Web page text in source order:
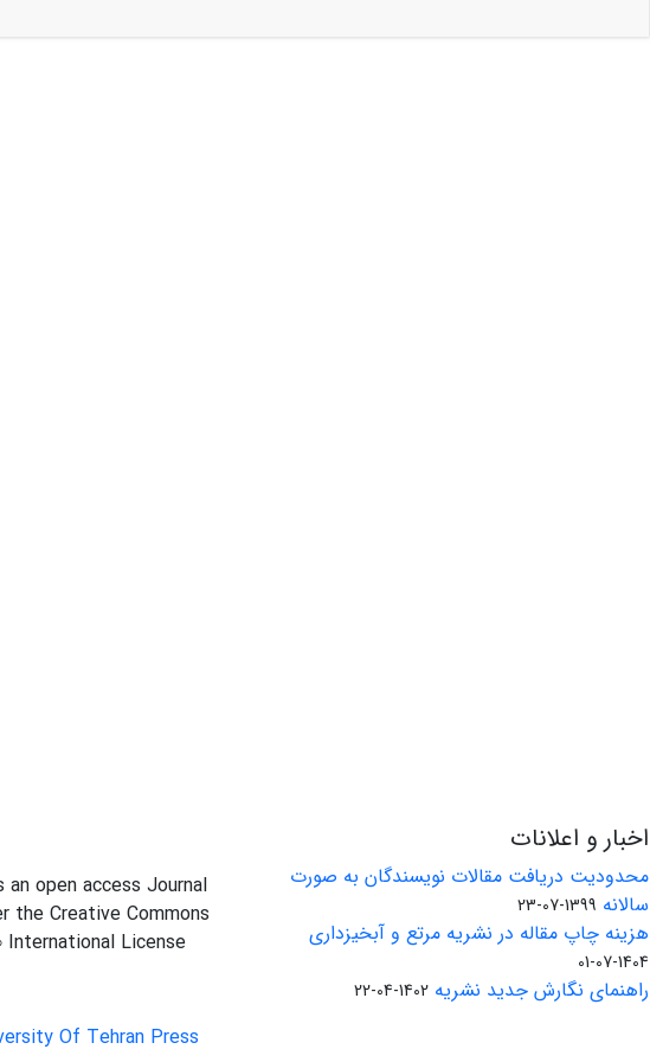
تبدیل مراتع و شرایط فعلی نشان داد که سناریوی تبدیل مراتع به اراضی دیم دارای
اخبار و اعلانات
محدودیت دریافت مقالات نویسندگان به صورت
سالانه 1399-07-23
هزینه چاپ مقاله در نشریه مرتع و آبخیزداری
1404-07-01
راهنمای نگارش جدید نشریه 1402-04-22
an open access Journal
the Creative Commons
License
Of Tehran Press